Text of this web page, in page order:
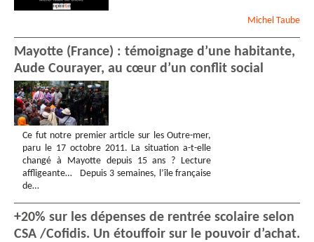
Michel Taube
Mayotte (France) : témoignage d’une habitante,
Aude Courayer, au cœur d’un conflit social
Ce fut notre premier article sur les Outre-mer,
paru le 17 octobre 2011. La situation a-t-elle
changé à Mayotte depuis 15 ans ? Lecture
affligeante… Depuis 3 semaines, l’île française
de…
+20% sur les dépenses de rentrée scolaire selon
CSA /Cofidis. Un étouffoir sur le pouvoir d’achat.